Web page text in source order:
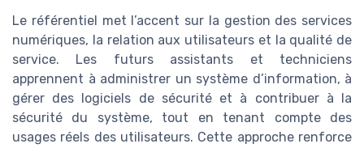
Le référentiel met l’accent sur la gestion des services
numériques, la relation aux utilisateurs et la qualité de
service. Les futurs assistants et techniciens
apprennent à administrer un système d’information, à
gérer des logiciels de sécurité et à contribuer à la
sécurité du système, tout en tenant compte des
usages réels des utilisateurs. Cette approche renforce